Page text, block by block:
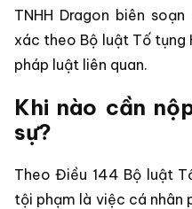
TNHH Dragon biên
xác theo Bộ luật Tố tụng
pháp luật liên quan.
Khi nào cần
sự?
Theo Điều 144 Bộ luật
tội phạm là việc cá nhân